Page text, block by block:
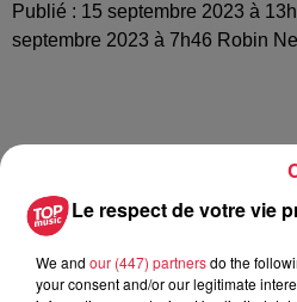
Publié : 15 septembre 2023 à
septembre 2023 à 7h46 Robin
À Hoerdt, de
robinets
Le respect de votre vie
We and our (447) partnersdo the
your consent and/or our legitimate